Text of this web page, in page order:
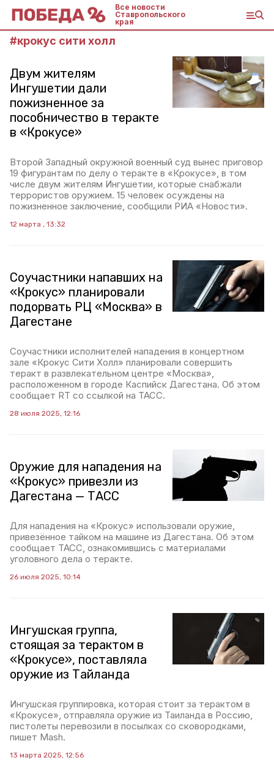
Все новости
Ставропольского
края
#крокус сити холл
Двум жителям
Ингушетии дали
пожизненное за
пособничество в теракте
в «Крокусе»
Второй Западный окружной военный суд вынес приговор
19 фигурантам по делу о теракте в «Крокусе», в том
числе двум жителям Ингушетии, которые снабжали
террористов оружием. 15 человек осуждены на
пожизненное заключение, сообщили РИА «Новости».
12 марта , 13:32
Соучастники напавших на
«Крокус» планировали
подорвать РЦ «Москва» в
Дагестане
Cоучастники исполнителей нападения в концертном
зале «Крокус Сити Холл» планировали совершить
теракт в развлекательном центре «Москва»,
расположенном в городе Каспийск Дагестана. Об этом
сообщает RT со ссылкой на ТАСС.
28 июля 2025, 12:16
Оружие для нападения на
«Крокус» привезли из
Дагестана — ТАСС
Для нападения на «Крокус» использовали оружие,
привезённое тайком на машине из Дагестана. Об этом
сообщает ТАСС, ознакомившись с материалами
уголовного дела о теракте.
26 июля 2025, 10:14
Ингушская группа,
стоящая за терактом в
«Крокусе», поставляла
оружие из Тайланда
Ингушская группировка, которая стоит за терактом в
«Крокусе», отправляла оружие из Таиланда в Россию,
пистолеты перевозили в посылках со сковородками,
пишет Mash.
13 марта 2025, 12:56